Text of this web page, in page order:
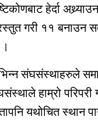
हेर्दा
गरी ११
संघसंस्थाहरुले
हाम्रो
यथोचित स्थान